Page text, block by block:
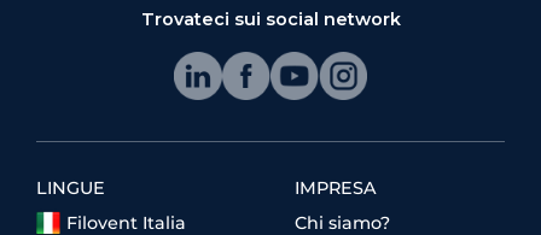
Trovateci sui social network
LINGUE
Filovent Italia
IMPRESA
Chi siamo?